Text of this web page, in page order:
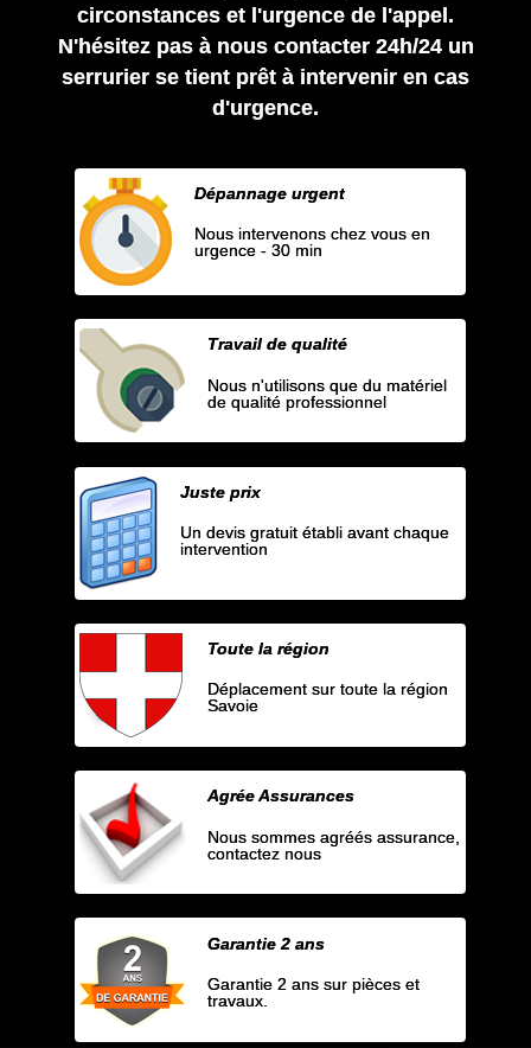
circonstances et l'urgence de l'appel.
N'hésitez pas à nous contacter 24h/24 un
serrurier se tient prêt à intervenir en cas
d'urgence.
Dépannage urgent
Nous intervenons chez vous en
urgence - 30 min
Travail de qualité
Nous n'utilisons que du matériel
de qualité professionnel
Juste prix
Un devis gratuit établi avant chaque
intervention
Toute la région
Déplacement sur toute la région
Savoie
Agrée Assurances
Nous sommes agréés assurance,
contactez nous
Garantie 2 ans
Garantie 2 ans sur pièces et
travaux.